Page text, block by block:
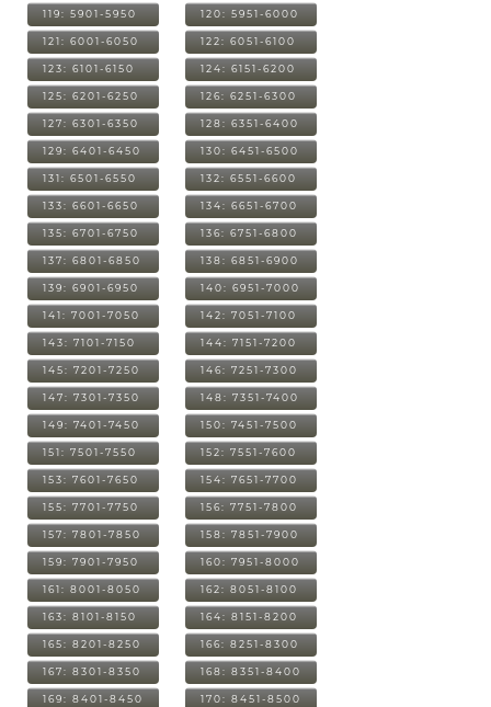
119: 5901-5950 120: 5951-6000
121: 6001-6050 122: 6051-6100
123: 6101-6150 124: 6151-6200
125: 6201-6250 126: 6251-6300
127: 6301-6350 128: 6351-6400
129: 6401-6450 130: 6451-6500
131: 6501-6550 132: 6551-6600
133: 6601-6650 134: 6651-6700
135: 6701-6750 136: 6751-6800
137: 6801-6850 138: 6851-6900
139: 6901-6950 140: 6951-7000
141: 7001-7050 142: 7051-7100
143: 7101-7150 144: 7151-7200
145: 7201-7250 146: 7251-7300
147: 7301-7350 148: 7351-7400
149: 7401-7450 150: 7451-7500
151: 7501-7550 152: 7551-7600
153: 7601-7650 154: 7651-7700
155: 7701-7750 156: 7751-7800
157: 7801-7850 158: 7851-7900
159: 7901-7950 160: 7951-8000
161: 8001-8050 162: 8051-8100
163: 8101-8150 164: 8151-8200
165: 8201-8250 166: 8251-8300
167: 8301-8350 168: 8351-8400
169: 8401-8450 170: 8451-8500